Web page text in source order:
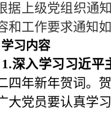
据上级党组织通
和工作要求通知如
习内容
深入学习习近平
四年新年贺词。
大党员要认真学